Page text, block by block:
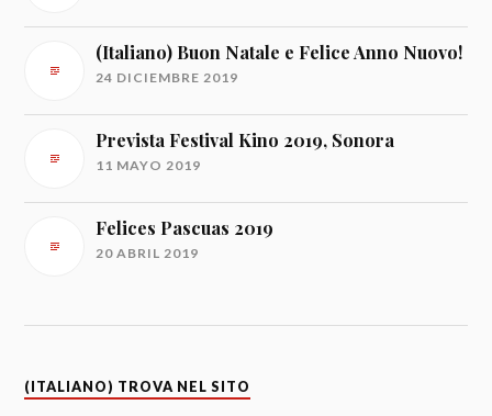
(Italiano) Buon Natale e Felice Anno Nuovo!
24 DICIEMBRE 2019
Prevista Festival Kino 2019, Sonora
11 MAYO 2019
Felices Pascuas 2019
20 ABRIL 2019
(ITALIANO) TROVA NEL SITO